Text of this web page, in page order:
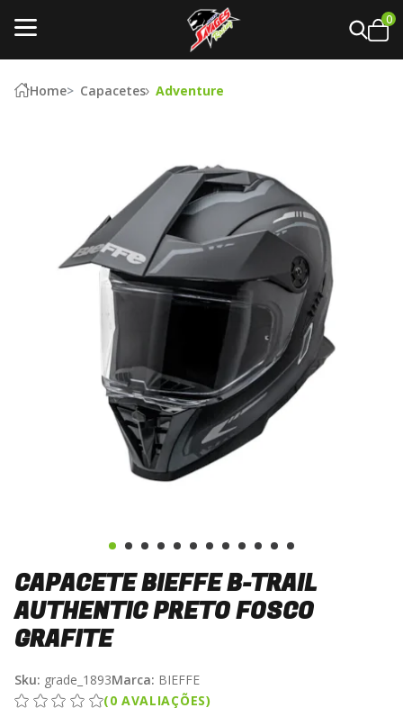
0
Home Capacetes Adventure
CAPACETE BIEFFE B-TRAIL
AUTHENTIC PRETO FOSCO
GRAFITE
Sku: grade_1893Marca: BIEFFE
(0 AVALIAÇÕES)